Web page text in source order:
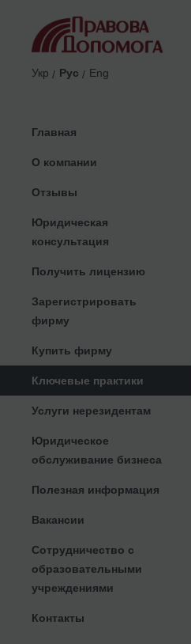
Укр Рус Eng
Главная
О компании
Отзывы
Юридическая
консультация
Получить лицензию
Зарегистрировать
фирму
Купить фирму
Ключевые практики
Услуги нерезидентам
Юридическое
обслуживание бизнеса
Полезная информация
Вакансии
Сотрудничество с
образовательными
учреждениями
Контакты